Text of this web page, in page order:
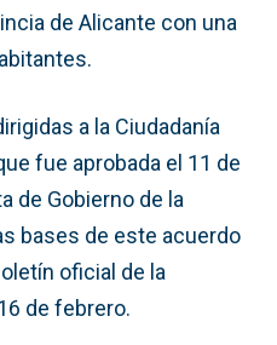
de Alicante con una
a la Ciudadanía
fue aprobada el 11 de
de Gobierno de la
bases de este acuerdo
oficial de la
de febrero.